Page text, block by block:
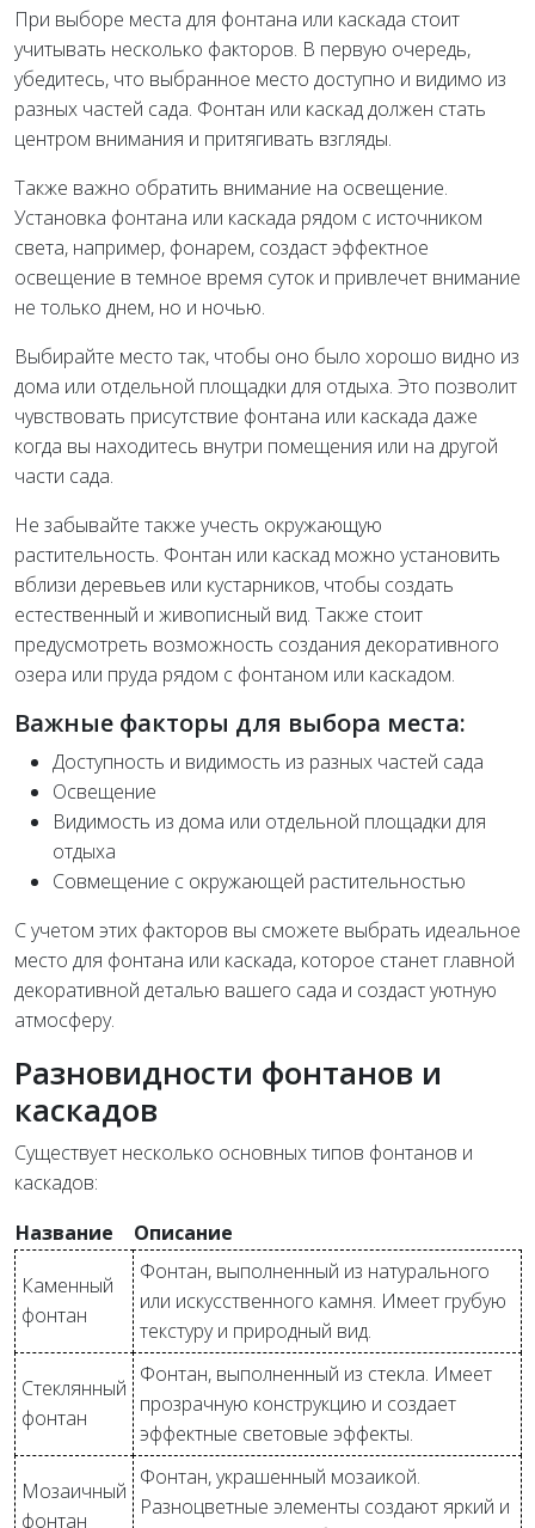
При выборе места для фонтана или каскада стоит
учитывать несколько факторов. В первую очередь,
убедитесь, что выбранное место доступно и видимо из
разных частей сада. Фонтан или каскад должен стать
центром внимания и притягивать взгляды.
Также важно обратить внимание на освещение.
Установка фонтана или каскада рядом с источником
света, например, фонарем, создаст эффектное
освещение в темное время суток и привлечет внимание
не только днем, но и ночью.
Выбирайте место так, чтобы оно было хорошо видно из
дома или отдельной площадки для отдыха. Это позволит
чувствовать присутствие фонтана или каскада даже
когда вы находитесь внутри помещения или на другой
части сада.
Не забывайте также учесть окружающую
растительность. Фонтан или каскад можно установить
вблизи деревьев или кустарников, чтобы создать
естественный и живописный вид. Также стоит
предусмотреть возможность создания декоративного
озера или пруда рядом с фонтаном или каскадом.
Важные факторы для выбора места:
Доступность и видимость из разных частей сада
Освещение
Видимость из дома или отдельной площадки для
отдыха
Совмещение с окружающей растительностью
С учетом этих факторов вы сможете выбрать идеальное
место для фонтана или каскада, которое станет главной
декоративной деталью вашего сада и создаст уютную
атмосферу.
Разновидности фонтанов и
каскадов
Существует несколько основных типов фонтанов и
каскадов:
Название
Описание
Каменный
фонтан
Фонтан, выполненный из натурального
или искусственного камня. Имеет грубую
текстуру и природный вид.
Стеклянный
фонтан
Фонтан, выполненный из стекла. Имеет
прозрачную конструкцию и создает
эффектные световые эффекты.
Мозаичный
фонтан
Фонтан, украшенный мозаикой.
Разноцветные элементы создают яркий и